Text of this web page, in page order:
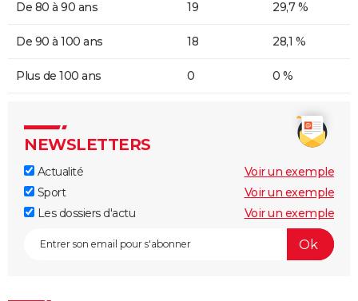
De 80 à 90 ans 19 29,7 %
De 90 à 100 ans 18 28,1 %
Plus de 100 ans 0 0 %
NEWSLETTERS
Actualité
Voir un exemple
Sport
Voir un exemple
Les dossiers d'actu
Voir un exemple